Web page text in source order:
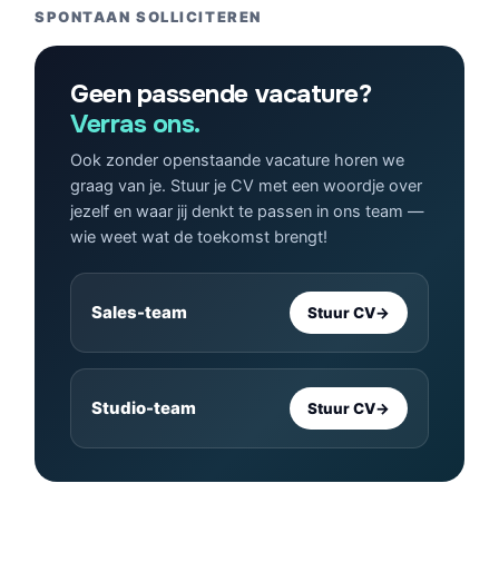
SPONTAAN SOLLICITEREN
Geen passende vacature?
Verras ons.
Ook zonder openstaande vacature horen we
graag van je. Stuur je CV met een woordje over
jezelf en waar jij denkt te passen in ons team —
wie weet wat de toekomst brengt!
Sales-team Stuur CV→
Studio-team Stuur CV→